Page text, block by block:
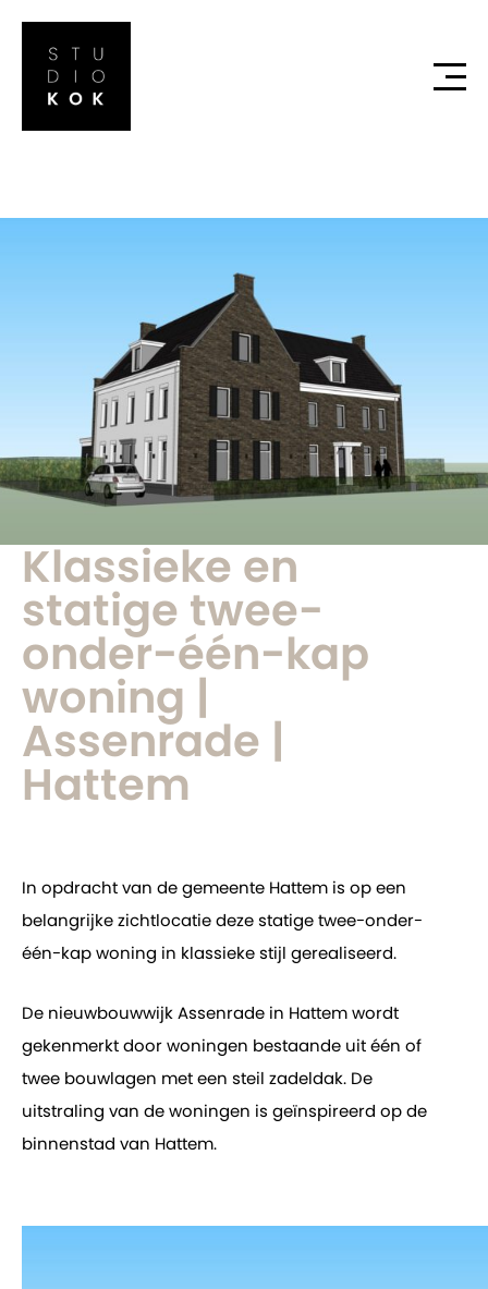
Klassieke en
statige twee-
onder-één-kap
woning |
Assenrade |
Hattem
In opdracht van de gemeente Hattem is op een
belangrijke zichtlocatie deze statige twee-onder-
één-kap woning in klassieke stijl gerealiseerd.
De nieuwbouwwijk Assenrade in Hattem wordt
gekenmerkt door woningen bestaande uit één of
twee bouwlagen met een steil zadeldak. De
uitstraling van de woningen is geïnspireerd op de
binnenstad van Hattem.